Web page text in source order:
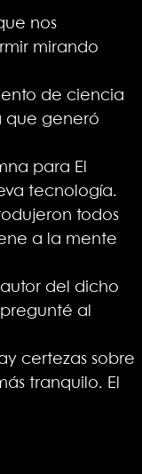
nos
mirando
de ciencia
que generó
para El
tecnología.
todos
a la mente
del dicho
al
certezas sobre
tranquilo. El